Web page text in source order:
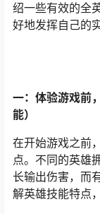
绍一些有效的全
好地发挥自己的实
一：体验游戏前
能）
在开始游戏之前
点。不同的英雄
长输出伤害，而
解英雄技能特点